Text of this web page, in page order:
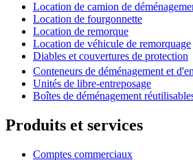
Location de camion de
Location de fourgonnette
Location de remorque
Location de véhicule de remorquage
Diables et couvertures de protection
Conteneurs de déménagement et
Unités de libre-entreposage
Boîtes de déménagement
Produits et services
Comptes commerciaux